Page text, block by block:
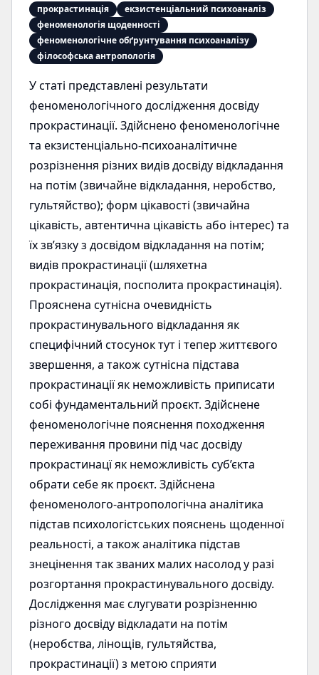
прокрастинація
екзистенціальний психоаналіз
феноменологія щоденності
феноменологічне обґрунтування психоаналізу
філософська антропологія
У статі представлені результати
феноменологічного дослідження досвіду
прокрастинації. Здійснено феноменологічне
та екзистенціально-психоаналітичне
розрізнення різних видів досвіду відкладання
на потім (звичайне відкладання, неробство,
гультяйство); форм цікавості (звичайна
цікавість, автентична цікавість або інтерес) та
їх зв’язку з досвідом відкладання на потім;
видів прокрастинації (шляхетна
прокрастинація, посполита прокрастинація).
Прояснена сутнісна очевидність
прокрастинувального відкладання як
специфічний стосунок тут і тепер життєвого
звершення, а також сутнісна підстава
прокрастинації як неможливість приписати
собі фундаментальний проєкт. Здійснене
феноменологічне пояснення походження
переживання провини під час досвіду
прокрастинацї як неможливість суб’єкта
обрати себе як проєкт. Здійснена
феноменолого-антропологічна аналітика
підстав психологістських пояснень щоденної
реальності, а також аналітика підстав
знецінення так званих малих насолод у разі
розгортання прокрастинувального досвіду.
Дослідження має слугувати розрізненню
різного досвіду відкладати на потім
(неробства, лінощів, гультяйства,
прокрастинації) з метою сприяти